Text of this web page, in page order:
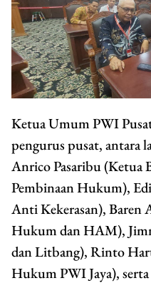
Ketua Umum PWI
pengurus pusat, antara
Anrico Pasaribu (Ketua
Pembinaan Hukum),
Anti Kekerasan), Baren
Hukum dan HAM),
dan Litbang), Rinto
Hukum PWI Jaya),